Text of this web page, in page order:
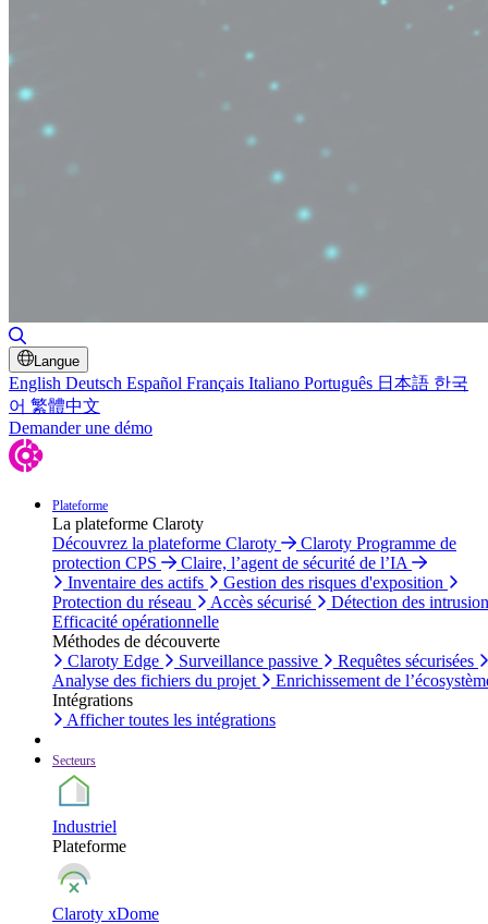
Langue
English Deutsch Español Français Italiano Português 日本語 한국
어 繁體中文
Demander une démo
Plateforme
La plateforme Claroty
Découvrez la plateforme Claroty
Claroty Programme de
protection CPS
Claire, l’agent de sécurité de l’IA
Inventaire des actifs
Gestion des risques d'exposition
Protection du réseau
Accès sécurisé
Détection des
Efficacité opérationnelle
Méthodes de découverte
Claroty Edge
Surveillance passive
Requêtes sécurisées
Analyse des fichiers du projet
Enrichissement de
Intégrations
Afficher toutes les intégrations
Secteurs
Industriel
Plateforme
Claroty xDome